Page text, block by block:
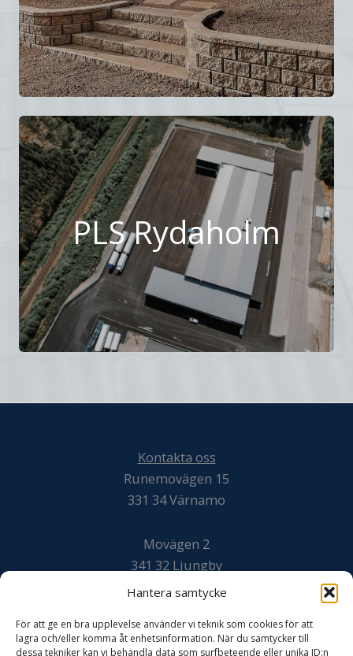
Hantera samtycke
För att ge en bra upplevelse använder vi teknik som cookies för att
lagra och/eller komma åt enhetsinformation. När du samtycker till
dessa tekniker kan vi behandla data som surfbeteende eller unika ID:n
PLS Rydaholm
Kontakta oss
Runemovägen 15
331 34 Värnamo
Movägen 2
341 32 Ljungby
302 50 Halmstad